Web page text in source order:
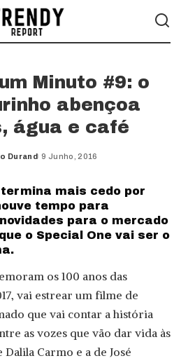
Minuto #9: o
abençoa
água e café
Durand 9 Junho, 2016
mais cedo por
tempo para
para o mercado
o Special One vai ser o
os 100 anos das
vai estrear um filme de
que vai contar a história
as vozes que vão dar vida às
Carmo e a de José